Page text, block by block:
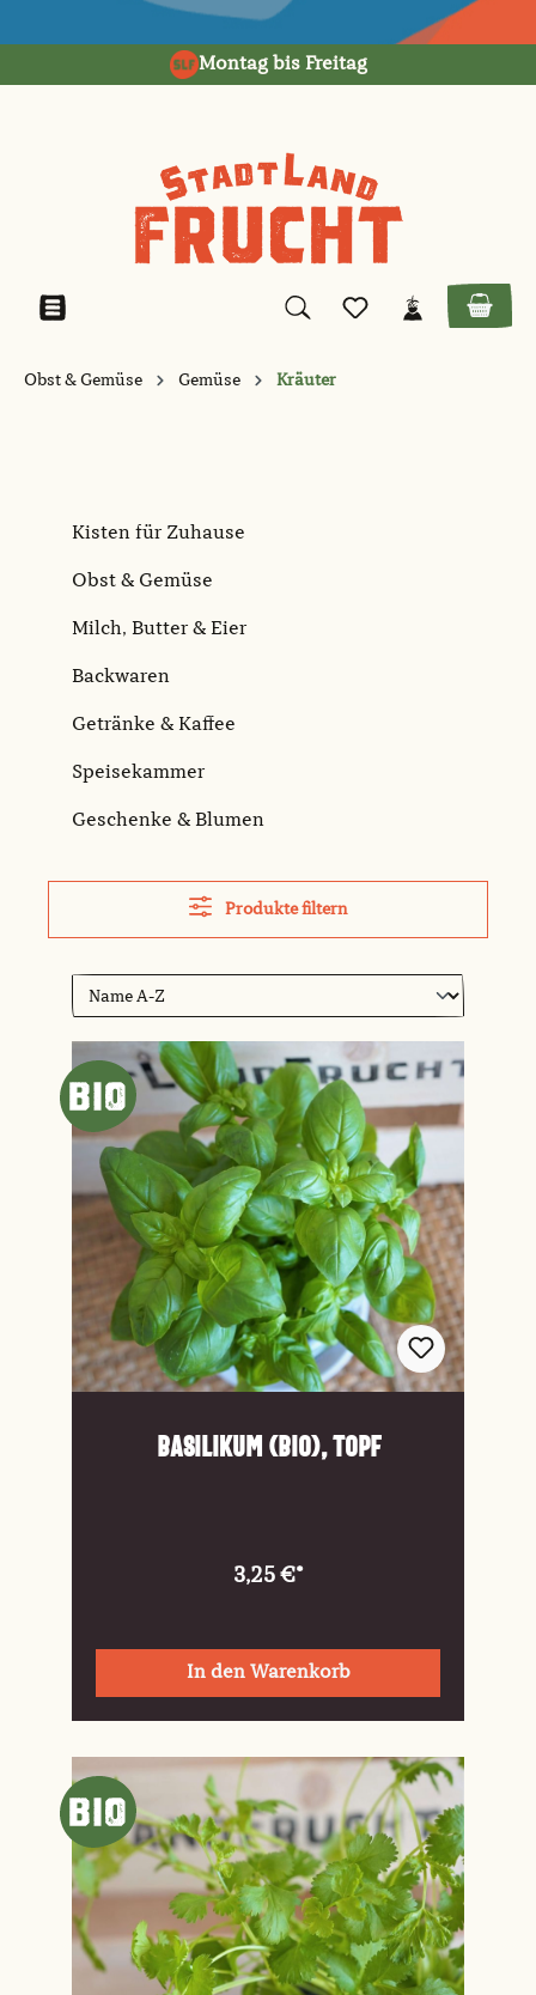
Montag bis Freitag
Obst & Gemüse Gemüse Kräuter
Kisten für Zuhause
Obst & Gemüse
Milch, Butter & Eier
Backwaren
Getränke & Kaffee
Speisekammer
Geschenke & Blumen
Produkte filtern
Basilikum (Bio), Topf
3,25 €*
In den Warenkorb